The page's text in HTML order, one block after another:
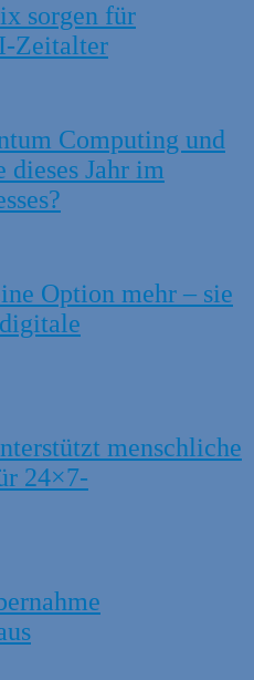
sorgen für
Zeitalter
Computing und
dieses Jahr im
Option mehr – sie
menschliche
24×7-